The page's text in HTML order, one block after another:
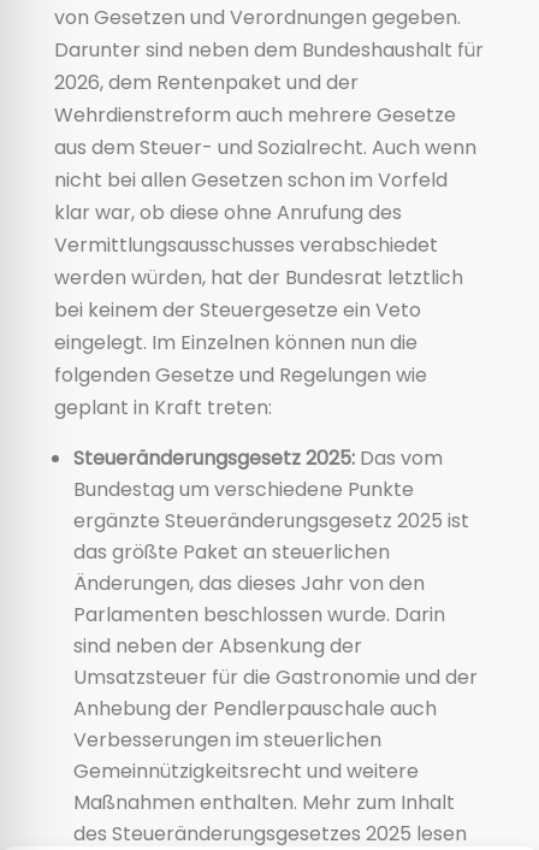
von Gesetzen und Verordnungen gegeben.
Darunter sind neben dem Bundeshaushalt für
2026, dem Rentenpaket und der
Wehrdienstreform auch mehrere Gesetze
aus dem Steuer- und Sozialrecht. Auch wenn
nicht bei allen Gesetzen schon im Vorfeld
klar war, ob diese ohne Anrufung des
Vermittlungsausschusses verabschiedet
werden würden, hat der Bundesrat letztlich
bei keinem der Steuergesetze ein Veto
eingelegt. Im Einzelnen können nun die
folgenden Gesetze und Regelungen wie
geplant in Kraft treten:
Steueränderungsgesetz 2025:Das vom
Bundestag um verschiedene Punkte
ergänzte Steueränderungsgesetz 2025 ist
das größte Paket an steuerlichen
Änderungen, das dieses Jahr von den
Parlamenten beschlossen wurde. Darin
sind neben der Absenkung der
Umsatzsteuer für die Gastronomie und der
Anhebung der Pendlerpauschale auch
Verbesserungen im steuerlichen
Gemeinnützigkeitsrecht und weitere
Maßnahmen enthalten. Mehr zum Inhalt
des Steueränderungsgesetzes 2025 lesen